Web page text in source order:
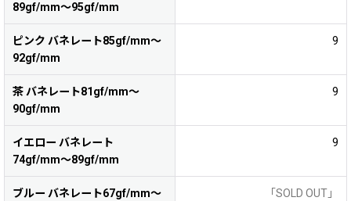
89gf/mm〜95gf/mm
ピンク バネレート85gf/mm〜
92gf/mm
9
茶 バネレート81gf/mm〜
90gf/mm
9
イエロー バネレート
74gf/mm〜89gf/mm
9
ブルー バネレート67gf/mm〜
「SOLD OUT」